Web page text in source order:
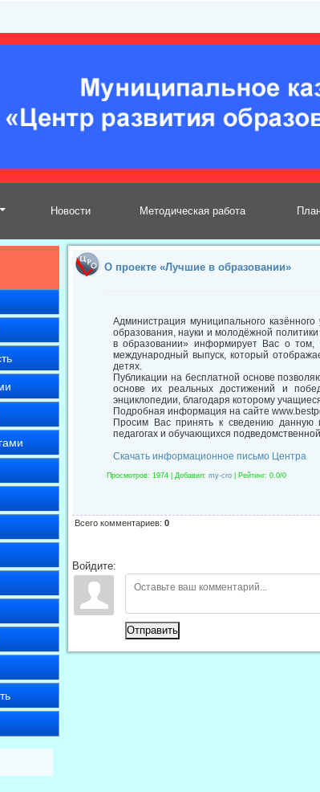
Новости Методическая работа
О проекте «Лучшие в образовании»
Администрация муниципального
образования, науки и молодёжной
в образовании» информирует Вас о том,
международный выпуск, который
детях.
Публикации на бесплатной основе
основе их реальных достижений и
энциклопедии, благодаря которому
Подробная информация на сайте
Просим Вас принять к сведению данную
педагогах и обучающихся
Скачать информационное письмо Центра
Просмотров: 1974 | Добавил: my-cro Рейтинг: 0.0/0
Всего комментариев: 0
Войдите:
Отправить